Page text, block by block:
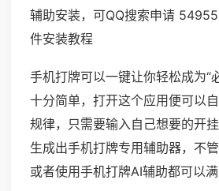
辅助安装，可QQ搜索申请
件安装教程
手机打牌可以一键让你轻松成为“
十分简单，打开这个应用便可以
规律，只需要输入自己想要的开
生成出手机打牌专用辅助器，不
或者使用手机打牌AI辅助都可以满